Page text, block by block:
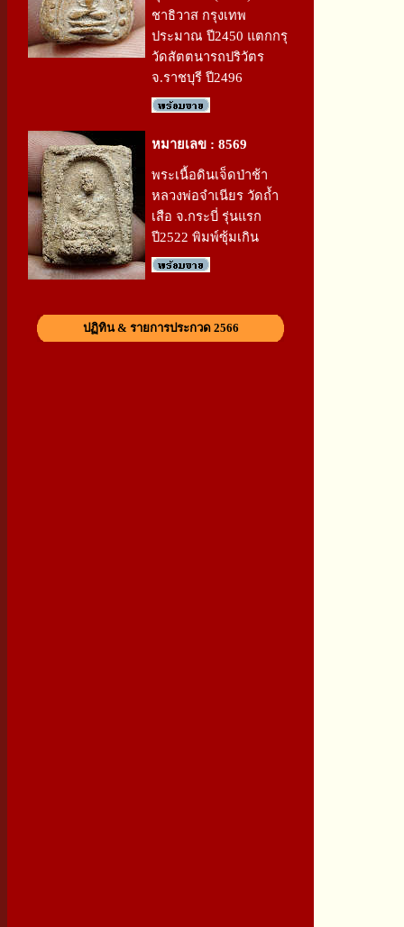
ชาธิวาส กรุงเทพ
ประมาณ ปี2450 แตกกรุ
วัดสัตตนารถปริวัตร
จ.ราชบุรี ปี2496
หมายเลข : 8569
พระเนื้อดินเจ็ดป่าช้า
หลวงพ่อจำเนียร วัดถ้ำ
เสือ จ.กระบี่ รุ่นแรก
ปี2522 พิมพ์ซุ้มเกิน
ปฏิทิน & รายการประกวด 2566